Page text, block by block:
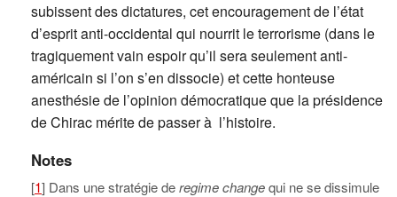
subissent des dictatures, cet encouragement de l’état
d’esprit anti-occidental qui nourrit le terrorisme (dans le
tragiquement vain espoir qu’il sera seulement anti-
américain si l’on s’en dissocie) et cette honteuse
anesthésie de l’opinion démocratique que la présidence
de Chirac mérite de passer à l’histoire.
Notes
[1] Dans une stratégie deregime changequi ne se dissimule